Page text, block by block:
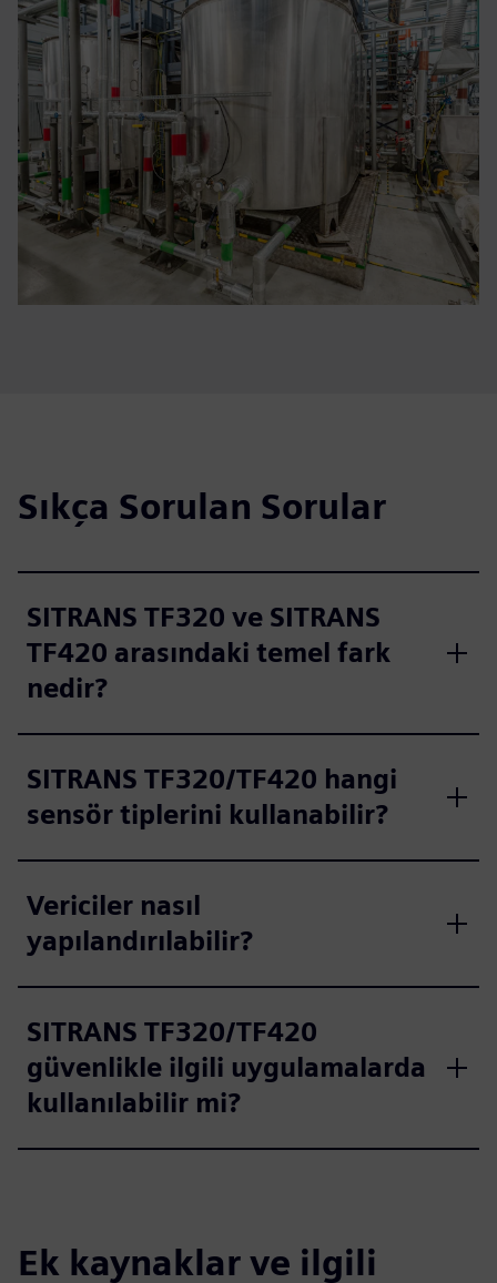
Sıkça Sorulan Sorular
SITRANS TF320 ve SITRANS
TF420 arasındaki temel fark
nedir?
SITRANS TF320/TF420 hangi
sensör tiplerini kullanabilir?
Vericiler nasıl
yapılandırılabilir?
SITRANS TF320/TF420
güvenlikle ilgili uygulamalarda
kullanılabilir mi?
Ek kaynaklar ve ilgili